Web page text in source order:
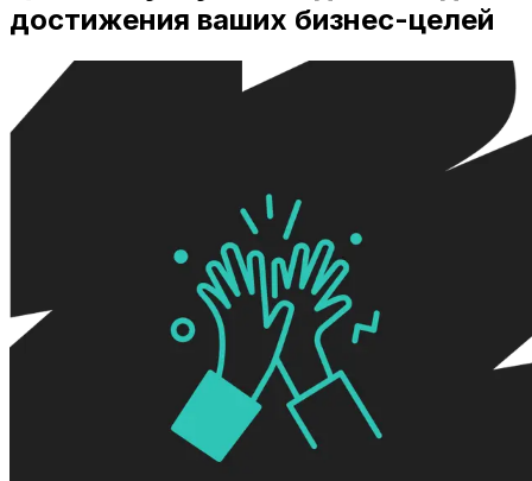
достижения ваших бизнес-целей